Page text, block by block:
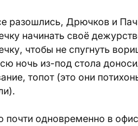
разошлись, Дрючков и
начинать своё
чтобы не спугнуть
ночь из-под стола
топот (это они
почти одновременно в